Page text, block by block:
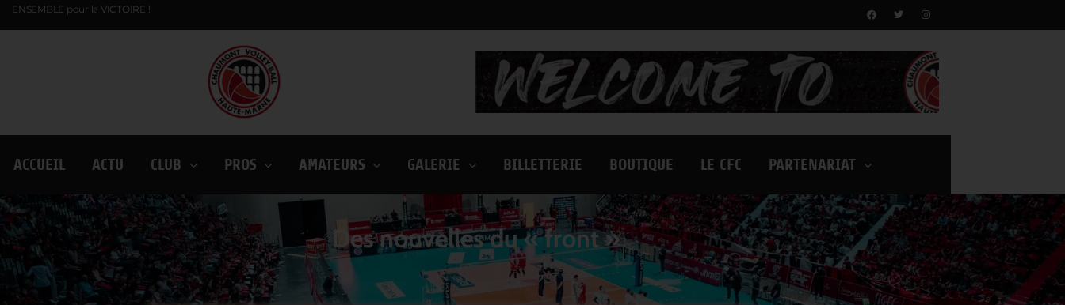
ENSEMBLE pour la VICTOIRE !
ACCUEIL ACTU CLUB PROS AMATEURS GALERIE BILLETTERIE BOUTIQUE LE CFC PARTENARIAT
Des nouvelles du « front »